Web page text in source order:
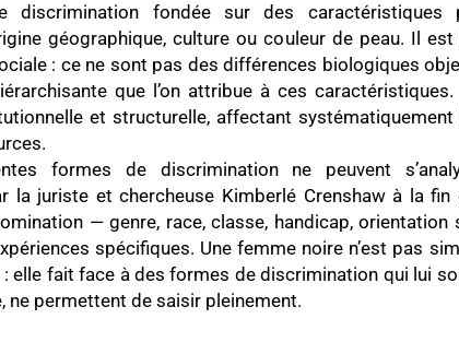
fondée sur des caractéristiques
géographique, culture ou couleur de peau. Il
: ce ne sont pas des différences biologiques
que l’on attribue à ces
et structurelle, affectant
formes de discrimination ne peuvent
la juriste et chercheuse Kimberlé Crenshaw à la
— genre, race, classe, handicap,
spécifiques. Une femme noire n’est pas
elle fait face à des formes de discrimination qui lui
ne permettent de saisir pleinement.